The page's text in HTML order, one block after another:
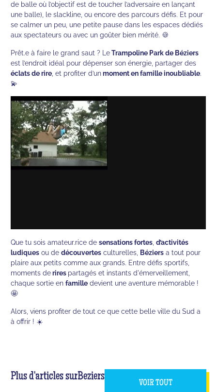
de balle où l’objectif est de toucher l’adversaire en lançant
une balle), le slackline, ou encore des parcours défis. Et pour
se calmer un peu, une petite pause dans les espaces dédiés
aux spectateurs ou avec un goûter bien mérité. 🍪
Prêt.e à faire le grand saut ? LeTrampoline Park de Béziers
est l’endroit idéal pour dépenser son énergie, partager des
éclats de rire , et profiter d’unmoment en famille inoubliable.
💫
Que tu sois amateur.rice desensations fortes ,d’activités
ludiques ou dedécouvertes culturelles, Béziers a tout pour
plaire aux petits comme aux grands. Entre défis sportifs,
moments derires partagés et instants d'émerveillement,
chaque sortie enfamille devient une aventure mémorable !
🤩
Alors, viens profiter de tout ce que cette belle ville du Sud a
à offrir ! ☀️
Plus d'articles surBeziers
VOIR TOUT